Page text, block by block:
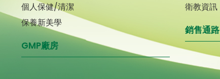
個人保健/清潔
保養新美學
GMP廠房
衛教資訊
銷售通路